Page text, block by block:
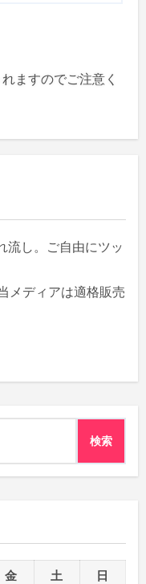
ますのでご注意く
流し。ご自由にツッ
メディアは適格販売
金 土
日